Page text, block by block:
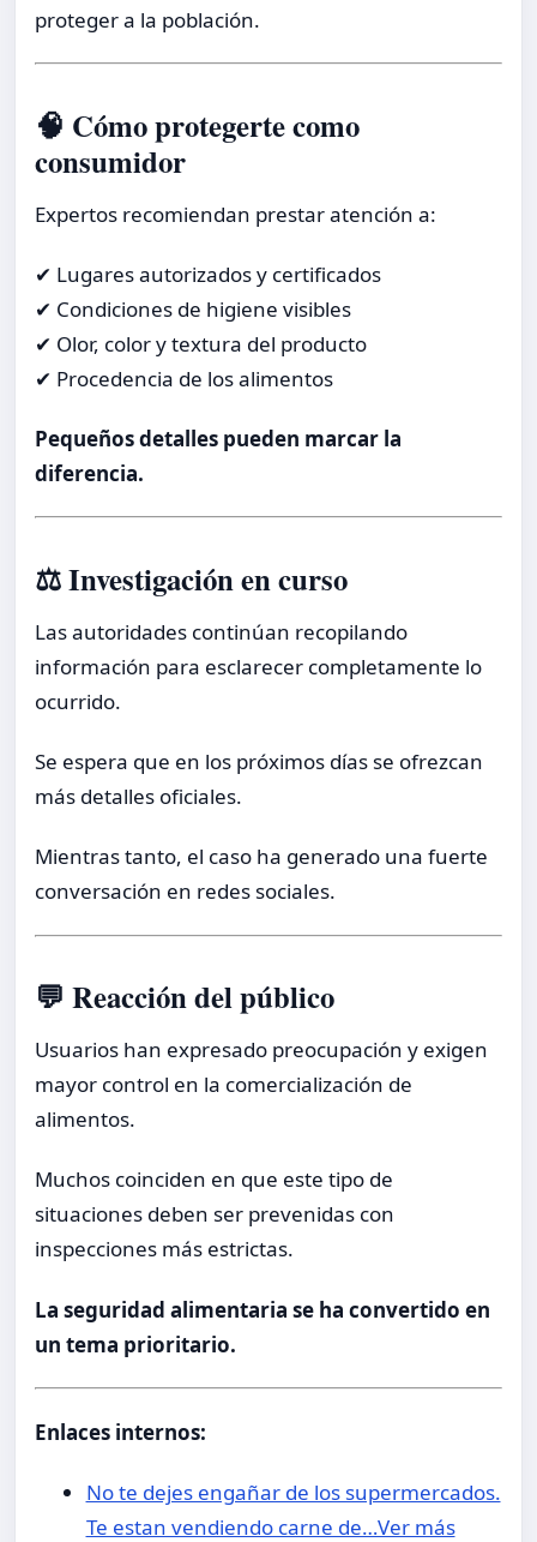
proteger a la población.
🧠 Cómo protegerte como
consumidor
Expertos recomiendan prestar atención a:
✔ Lugares autorizados y certificados
✔ Condiciones de higiene visibles
✔ Olor, color y textura del producto
✔ Procedencia de los alimentos
Pequeños detalles pueden marcar la
diferencia.
⚖️ Investigación en curso
Las autoridades continúan recopilando
información para esclarecer completamente lo
ocurrido.
Se espera que en los próximos días se ofrezcan
más detalles oficiales.
Mientras tanto, el caso ha generado una fuerte
conversación en redes sociales.
💬 Reacción del público
Usuarios han expresado preocupación y exigen
mayor control en la comercialización de
alimentos.
Muchos coinciden en que este tipo de
situaciones deben ser prevenidas con
inspecciones más estrictas.
La seguridad alimentaria se ha convertido en
un tema prioritario.
Enlaces internos:
No te dejes engañar de los supermercados.
Te estan vendiendo carne de…Ver más